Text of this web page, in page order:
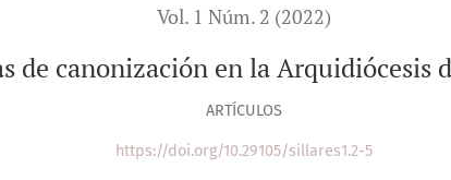
Vol. 1 Núm. 2 (2022)
de canonización en la Arquidiócesis
ARTÍCULOS
https://doi.org/10.29105/sillares1.2-5